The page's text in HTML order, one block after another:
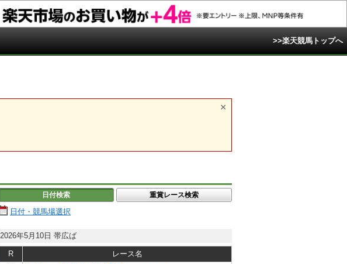
>>楽天競馬トップへ
日付検索 重賞レース検索
日付・競馬場選択
2026年5月10日 帯広ば
R
レース名